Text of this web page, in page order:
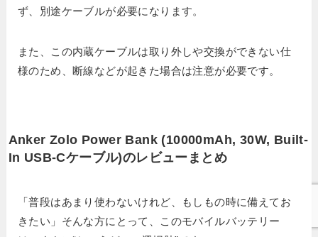
ず、別途ケーブルが必要になります。
また、この内蔵ケーブルは取り外しや交換ができない仕
様のため、断線などが起きた場合は注意が必要です。
Anker Zolo Power Bank (10000mAh, 30W, Built-
In USB-Cケーブル)のレビューまとめ
「普段はあまり使わないけれど、もしもの時に備えてお
きたい」そんな方にとって、このモバイルバッテリー